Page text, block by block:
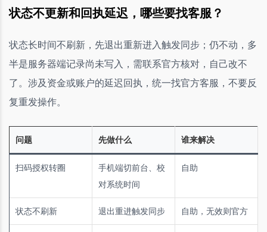
状态不更新和回执延迟，哪些要找客服？
状态长时间不刷新，先退出重新进入触发同步；仍不动，多
半是服务器端记录尚未写入，需联系官方核对，自己改不
了。涉及资金或账户的延迟回执，统一找官方客服，不要反
复重发操作。
问题 先做什么 谁来解决
扫码授权转圈
手机端切前台、校
对系统时间
自助
状态不刷新 退出重进触发同步 自助，无效则官方